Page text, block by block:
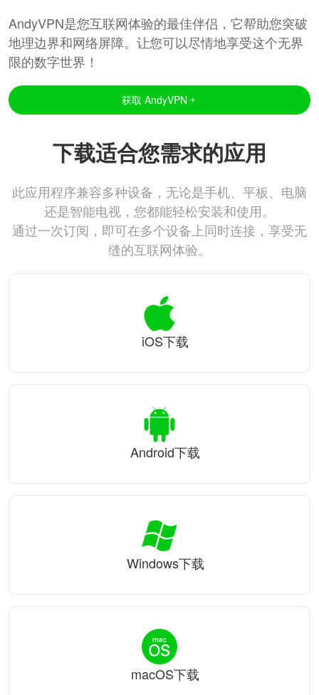
AndyVPN是您互联网体验的最佳伴侣，它帮助您突破
地理边界和网络屏障。让您可以尽情地享受这个无界
限的数字世界！
获取 AndyVPN
下载适合您需求的应用
此应用程序兼容多种设备，无论是手机、平板、电脑
还是智能电视，您都能轻松安装和使用。
通过一次订阅，即可在多个设备上同时连接，享受无
缝的互联网体验。
iOS下载
Android下载
Windows下载
macOS下载